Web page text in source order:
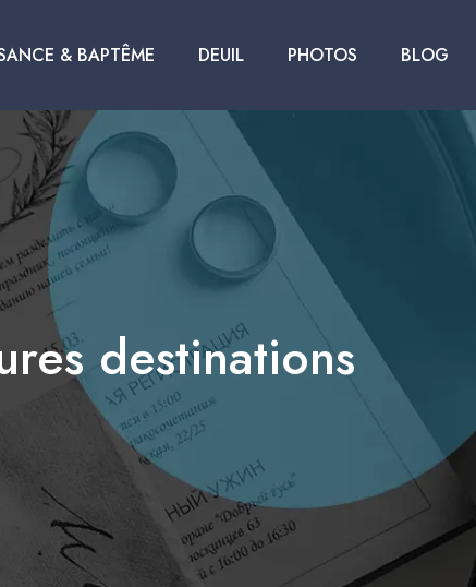
& BAPTÊME DEUIL PHOTOS BLOG
destinations